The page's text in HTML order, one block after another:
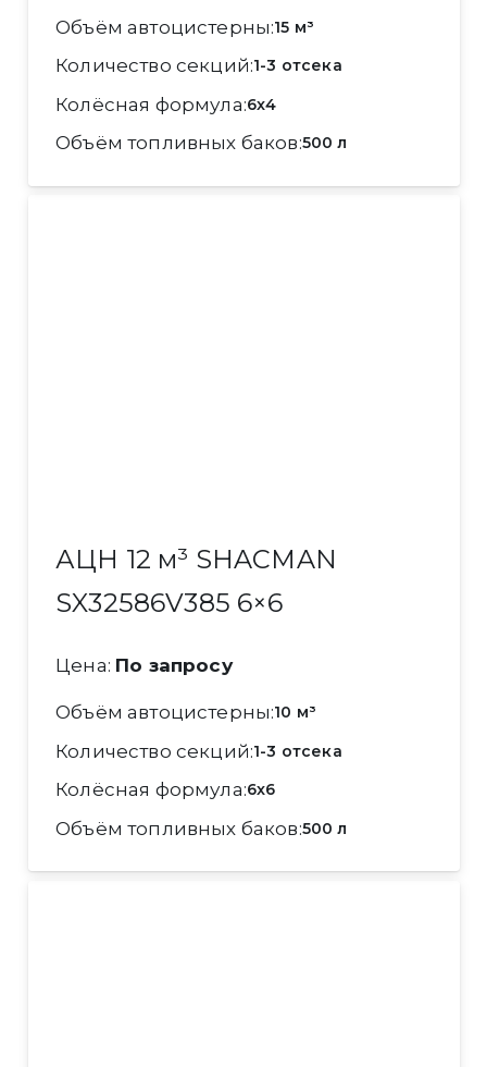
Объём автоцистерны 15 м³
Количество секций 1-3 отсека
Колёсная формула 6x4
Объём топливных баков 500 л
АЦН 12 м³ SHACMAN
SX32586V385 6×6
Цена: По запросу
Объём автоцистерны 10 м³
Количество секций 1-3 отсека
Колёсная формула 6x6
Объём топливных баков 500 л